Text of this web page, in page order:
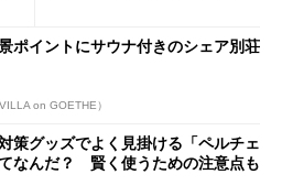
ポイントにサウナ付きのシェア別荘
on GOETHE）
策グッズでよく見掛ける「ペルチェ
なんだ？ 賢く使うための注意点も